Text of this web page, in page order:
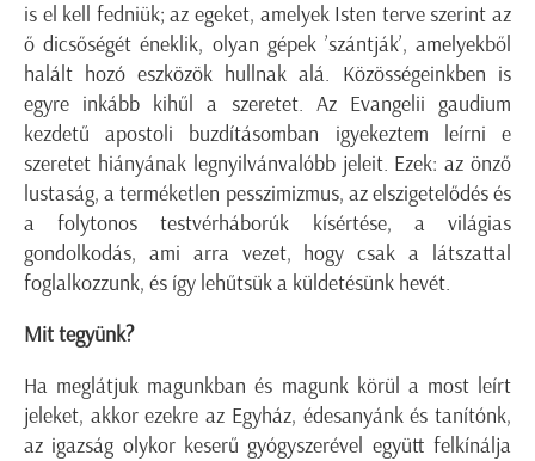
is el kell fedniük; az egeket, amelyek Isten terve szerint az
ő dicsőségét éneklik, olyan gépek ’szántják’, amelyekből
halált hozó eszközök hullnak alá. Közösségeinkben is
egyre inkább kihűl a szeretet. Az Evangelii gaudium
kezdetű apostoli buzdításomban igyekeztem leírni e
szeretet hiányának legnyilvánvalóbb jeleit. Ezek: az önző
lustaság, a terméketlen pesszimizmus, az elszigetelődés és
a folytonos testvérháborúk kísértése, a világias
gondolkodás, ami arra vezet, hogy csak a látszattal
foglalkozzunk, és így lehűtsük a küldetésünk hevét.
Mit tegyünk?
Ha meglátjuk magunkban és magunk körül a most leírt
jeleket, akkor ezekre az Egyház, édesanyánk és tanítónk,
az igazság olykor keserű gyógyszerével együtt felkínálja